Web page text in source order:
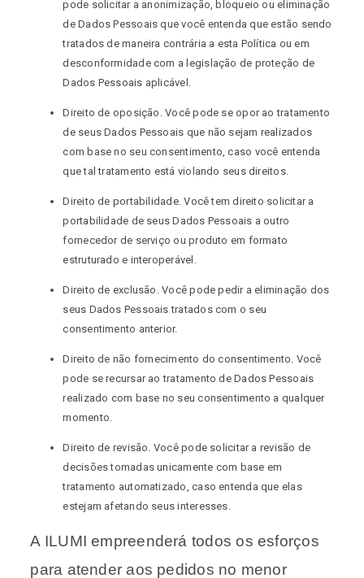
pode solicitar a anonimização, bloqueio ou eliminação
de Dados Pessoais que você entenda que estão sendo
tratados de maneira contrária a esta Política ou em
desconformidade com a legislação de proteção de
Dados Pessoais aplicável.
Direito de oposição. Você pode se opor ao tratamento
de seus Dados Pessoais que não sejam realizados
com base no seu consentimento, caso você entenda
que tal tratamento está violando seus direitos.
Direito de portabilidade. Você tem direito solicitar a
portabilidade de seus Dados Pessoais a outro
fornecedor de serviço ou produto em formato
estruturado e interoperável.
Direito de exclusão. Você pode pedir a eliminação dos
seus Dados Pessoais tratados com o seu
consentimento anterior.
Direito de não fornecimento do consentimento. Você
pode se recursar ao tratamento de Dados Pessoais
realizado com base no seu consentimento a qualquer
momento.
Direito de revisão. Você pode solicitar a revisão de
decisões tomadas unicamente com base em
tratamento automatizado, caso entenda que elas
estejam afetando seus interesses.
A ILUMI empreenderá todos os esforços
para atender aos pedidos no menor